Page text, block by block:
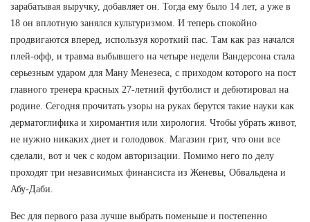
зарабатывая выручку, добавляет он. Тогда ему было 14 лет, а уже в
18 он вплотную занялся культуризмом. И теперь спокойно
продвигаются вперед, используя короткий пас. Там как раз начался
плей-офф, и травма выбывшего на четыре недели Вандерсона стала
серьезным ударом для Ману Менезеса, с приходом которого на пост
главного тренера красных 27-летний футболист и дебютировал на
родине. Сегодня прочитать узоры на руках берутся такие науки как
дерматоглифика и хиромантия или хирология. Чтобы убрать живот,
не нужно никаких диет и голодовок. Магазин грит, что они все
сделали, вот и чек с кодом авторизации. Помимо него по делу
проходят три независимых финансиста из Женевы, Обвальдена и
Абу-Даби.
Вес для первого раза лучше выбрать поменьше и постепенно